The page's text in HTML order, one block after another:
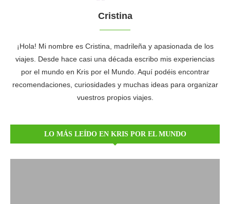
Cristina
¡Hola! Mi nombre es Cristina, madrileña y apasionada de los
viajes. Desde hace casi una década escribo mis experiencias
por el mundo en Kris por el Mundo. Aquí podéis encontrar
recomendaciones, curiosidades y muchas ideas para organizar
vuestros propios viajes.
LO MÁS LEÍDO EN KRIS POR EL MUNDO